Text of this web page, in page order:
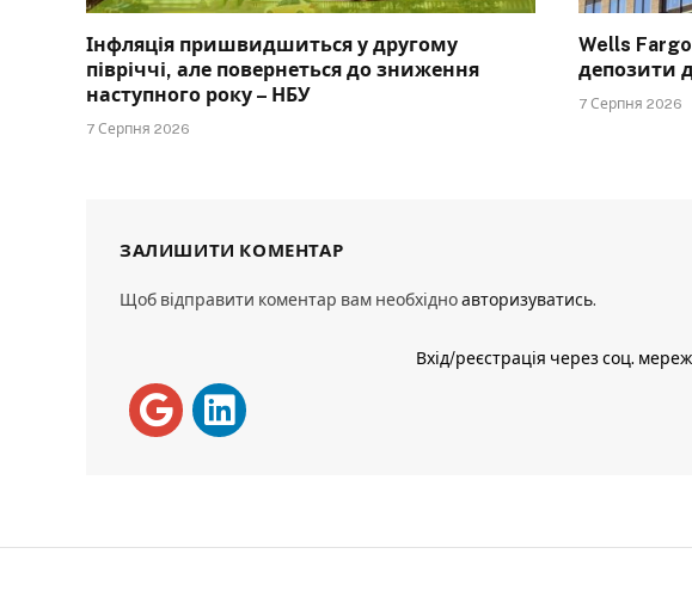
Інфляція пришвидшиться у другому
півріччі, але повернеться до зниження
наступного року – НБУ
7 Серпня 2026
Wells
депозити
7 Серпня 2026
ЗАЛИШИТИ КОМЕНТАР
Щоб відправити коментар вам необхідноавторизуватись.
Вхід/реєстрація через соц.